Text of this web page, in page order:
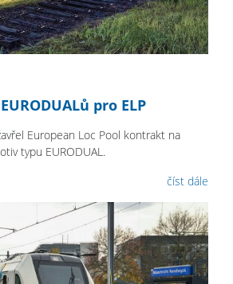
pro ELP
European Loc Pool kontrakt na
typu EURODUAL.
číst dále